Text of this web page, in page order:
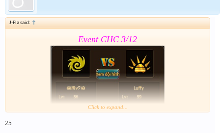
J-Fla said: ↑
Event CHC 3/12
Click to expand...
25